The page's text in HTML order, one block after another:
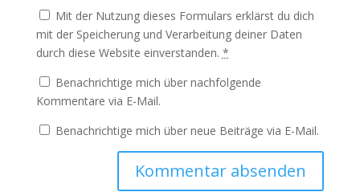
Mit der Nutzung dieses Formulars erklärst du dich
mit der Speicherung und Verarbeitung deiner Daten
durch diese Website einverstanden. *
Benachrichtige mich über nachfolgende
Kommentare via E-Mail.
Benachrichtige mich über neue Beiträge via E-Mail.